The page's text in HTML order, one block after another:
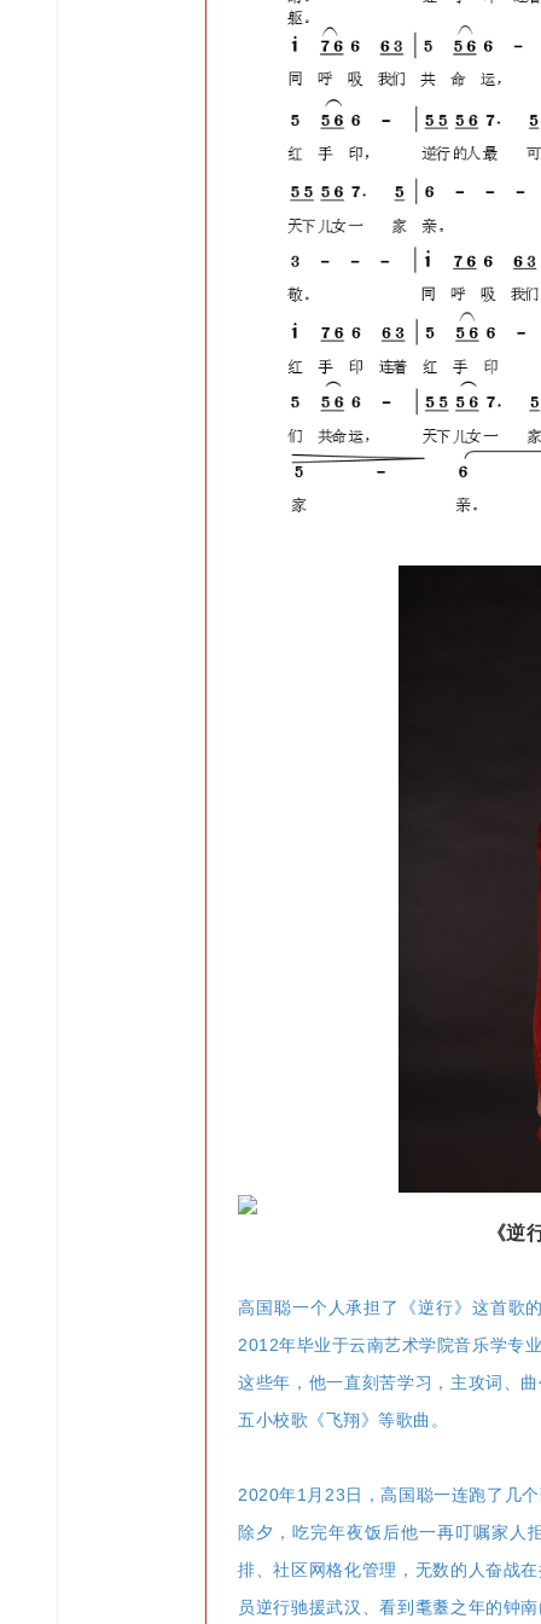
《逆
高国聪一个人承担了《逆行》这首歌
2012年毕业于云南艺术学院音乐学专
这些年，他一直刻苦学习，主攻词、
五小校歌《飞翔》等歌曲。
2020年1月23日，高国聪一连跑了几
除夕，吃完年夜饭后他一再叮嘱家人
排、社区网格化管理，无数的人奋战
员逆行驰援武汉、看到耄耋之年的钟